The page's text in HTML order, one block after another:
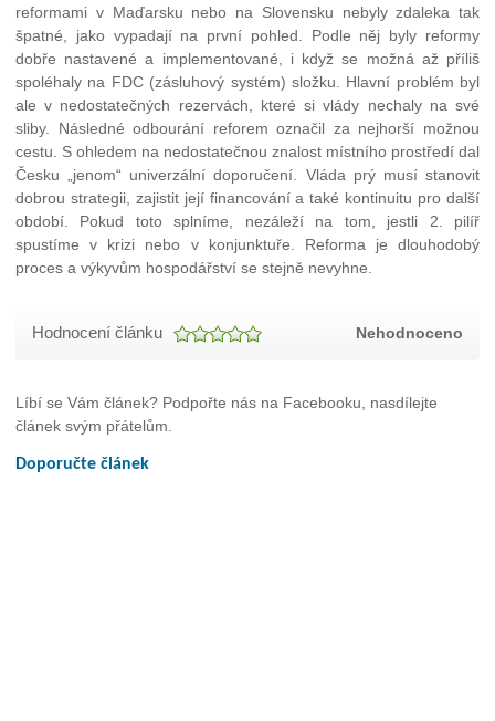
reformami v Maďarsku nebo na Slovensku nebyly zdaleka tak
špatné, jako vypadají na první pohled. Podle něj byly reformy
dobře nastavené a implementované, i když se možná až příliš
spoléhaly na FDC (zásluhový systém) složku. Hlavní problém byl
ale v nedostatečných rezervách, které si vlády nechaly na své
sliby. Následné odbourání reforem označil za nejhorší možnou
cestu. S ohledem na nedostatečnou znalost místního prostředí dal
Česku „jenom“ univerzální doporučení. Vláda prý musí stanovit
dobrou strategii, zajistit její financování a také kontinuitu pro další
období. Pokud toto splníme, nezáleží na tom, jestli 2. pilíř
spustíme v krizi nebo v konjunktuře. Reforma je dlouhodobý
proces a výkyvům hospodářství se stejně nevyhne.
Hodnocení článku Nehodnoceno
Líbí se Vám článek? Podpořte nás na Facebooku, nasdílejte
článek svým přátelům.
Doporučte článek